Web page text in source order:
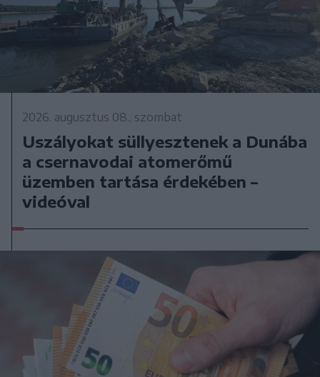
2026. augusztus 08., szombat
Uszályokat süllyesztenek a Dunába
a csernavodai atomerőmű
üzemben tartása érdekében –
videóval